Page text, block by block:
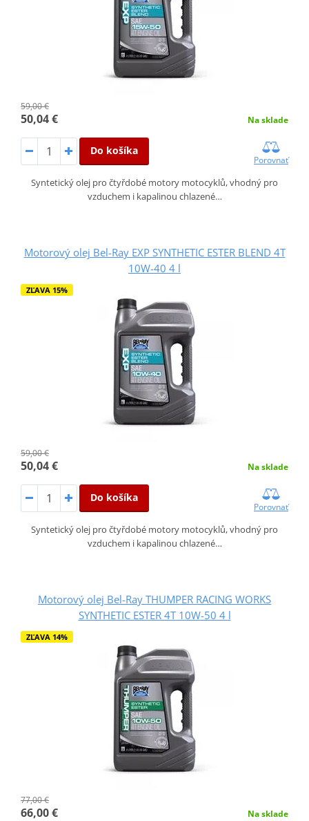
59,00 €
50,04 € Na sklade
Do košíka
Porovnať
Syntetický olej pro čtyřdobé motory motocyklů, vhodný pro
vzduchem i kapalinou chlazené…
Motorový olej Bel-Ray EXP SYNTHETIC ESTER BLEND 4T
10W-40 4 l
ZĽAVA 15%
59,00 €
50,04 € Na sklade
Do košíka
Porovnať
Syntetický olej pro čtyřdobé motory motocyklů, vhodný pro
vzduchem i kapalinou chlazené…
Motorový olej Bel-Ray THUMPER RACING WORKS
SYNTHETIC ESTER 4T 10W-50 4 l
ZĽAVA 14%
77,00 €
66,00 € Na sklade